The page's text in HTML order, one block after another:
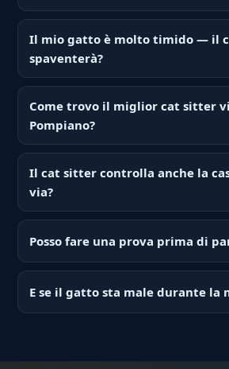
Il mio gatto è molto timido — il
spaventerà?
Come trovo il miglior cat sitter
Pompiano?
Il cat sitter controlla anche la
via?
Posso fare una prova prima di
E se il gatto sta male durante la